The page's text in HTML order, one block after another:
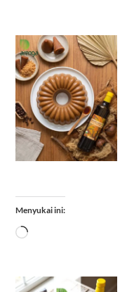
Menyukai ini:
Memuat...